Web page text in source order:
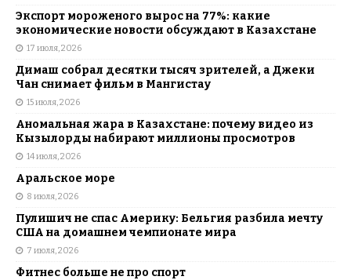
Экспорт мороженого вырос на 77%: какие
экономические новости обсуждают в Казахстане
17 июля, 2026
Димаш собрал десятки тысяч зрителей, а Джеки
Чан снимает фильм в Мангистау
15 июля, 2026
Аномальная жара в Казахстане: почему видео из
Кызылорды набирают миллионы просмотров
14 июля, 2026
Аральское море
8 июля, 2026
Пулишич не спас Америку: Бельгия разбила мечту
США на домашнем чемпионате мира
7 июля, 2026
Фитнес больше не про спорт